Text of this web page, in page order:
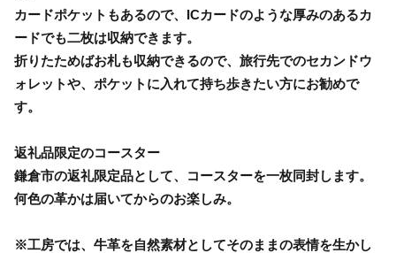
カードポケットもあるので、ICカードのような厚みのあるカ
ードでも二枚は収納できます。
折りたためばお札も収納できるので、旅行先でのセカンドウ
ォレットや、ポケットに入れて持ち歩きたい方にお勧めで
す。
返礼品限定のコースター
鎌倉市の返礼限定品として、コースターを一枚同封します。
何色の革かは届いてからのお楽しみ。
※工房では、牛革を自然素材としてそのままの表情を生かし